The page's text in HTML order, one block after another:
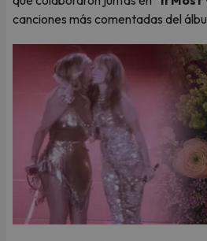
canciones más comentadas del